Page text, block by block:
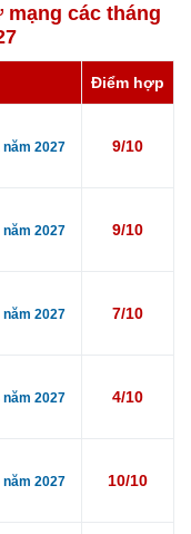
mạng các tháng
Điểm hợp
2027 9/10
2027 9/10
2027 7/10
2027 4/10
2027 10/10